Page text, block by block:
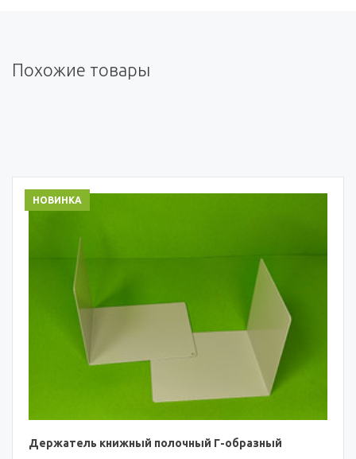
Похожие товары
НОВИНКА
Держатель книжный полочный Г-образный